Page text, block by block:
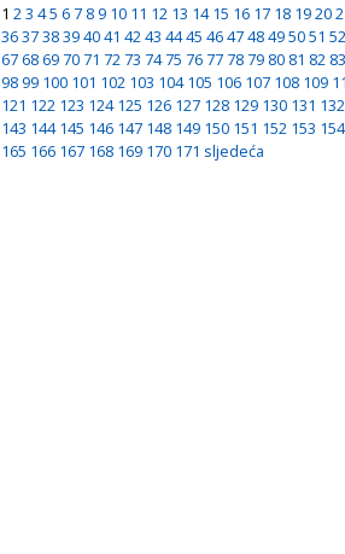
1 23 45 6 7 8 9 10 11 12 13 14 15 16 17 18 1920
363738394041 4243 4445 464748495051 52
67 68 69 70 71 72 73 74 75 76 77 78 79 80 81 82 83
98 99 100 101 102 103 104 105 106 107 108 109
121 122 123 124 125 126 127 128 129 130 131 132
143 144 145 146 147 148 149 150 151 152 153 154
165 166 167 168 169 170 171 sljedeća